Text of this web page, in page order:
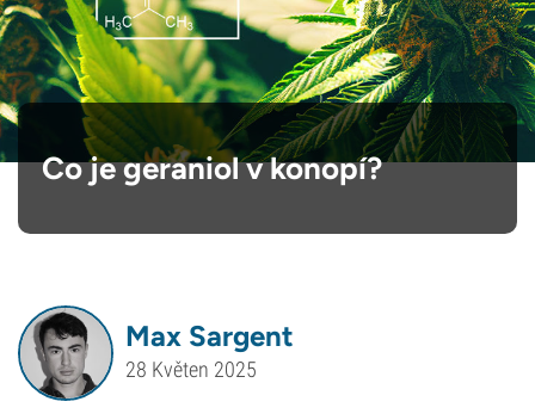
Co je geraniol v konopí?
Max Sargent
28 Květen 2025